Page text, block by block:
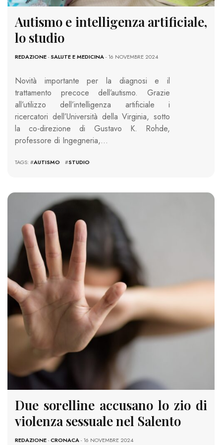
Autismo e intelligenza artificiale,
lo studio
REDAZIONE-SALUTE E MEDICINA- 16 NOVEMBRE 2024
Novità importante per la diagnosi e il
trattamento precoce dell’autismo. Grazie
all’utilizzo dell’intelligenza artificiale i
ricercatori dell’Università della Virginia, sotto
la co-direzione di Gustavo K. Rohde,
professore di Ingegneria,…
TAGS: #AUTISMO #STUDIO
Due sorelline accusano lo zio di
violenza sessuale nel Salento
REDAZIONE-CRONACA- 16 NOVEMBRE 2024